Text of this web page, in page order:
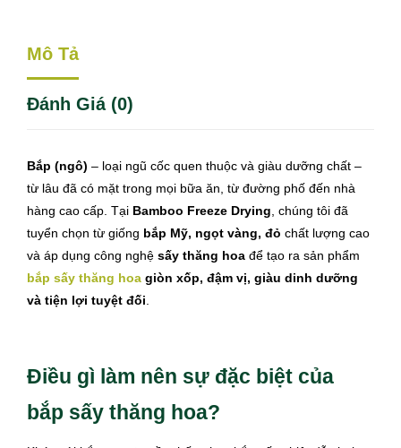
Mô Tả
Đánh Giá (0)
Bắp (ngô) – loại ngũ cốc quen thuộc và giàu dưỡng chất –
từ lâu đã có mặt trong mọi bữa ăn, từ đường phố đến nhà
hàng cao cấp. Tại Bamboo Freeze Drying , chúng tôi đã
tuyển chọn từ giống bắp Mỹ, ngọt vàng, đỏ chất lượng cao
và áp dụng công nghệ sấy thăng hoa để tạo ra sản phẩm
bắp sấy thăng hoa giòn xốp, đậm vị, giàu dinh dưỡng
và tiện lợi tuyệt đối
Điều gì làm nên sự đặc biệt của
bắp sấy thăng hoa?